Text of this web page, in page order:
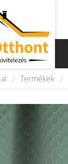
Termékek